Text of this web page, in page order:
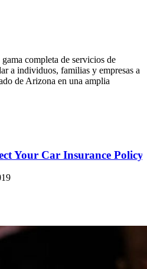
completa de servicios de
a individuos, familias y empresas a
de Arizona en una amplia
Your Car Insurance